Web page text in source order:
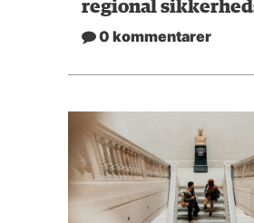
regional
0 kommentarer